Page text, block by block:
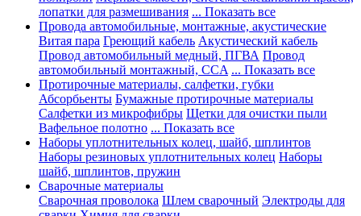
лопатки для размешивания ... Показать все
Провода автомобильные, монтажные, акустические
Витая пара Греющий кабель Акустический кабель
Провод автомобильный медный, ПГВА Провод
автомобильный монтажный, CCA ... Показать все
Протирочные материалы, салфетки, губки
Абсорбьенты Бумажные протирочные материалы
Салфетки из микрофибры Щетки для очистки пыли
Вафельное полотно ... Показать все
Наборы уплотнительных колец, шайб, шплинтов
Наборы резиновых уплотнительных колец Наборы
шайб, шплинтов, пружин
Сварочные материалы
Сварочная проволока Шлем сварочный Электроды для